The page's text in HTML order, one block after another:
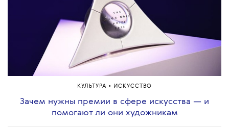
КУЛЬТУРА • ИСКУССТВО
Зачем нужны премии в сфере искусства — и
помогают ли они художникам